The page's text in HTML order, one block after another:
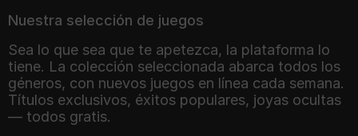
Nuestra selección de juegos
Sea lo que sea que te apetezca, la plataforma lo
tiene. La colección seleccionada abarca todos los
géneros, con nuevos juegos en línea cada semana.
Títulos exclusivos, éxitos populares, joyas ocultas
— todos gratis.